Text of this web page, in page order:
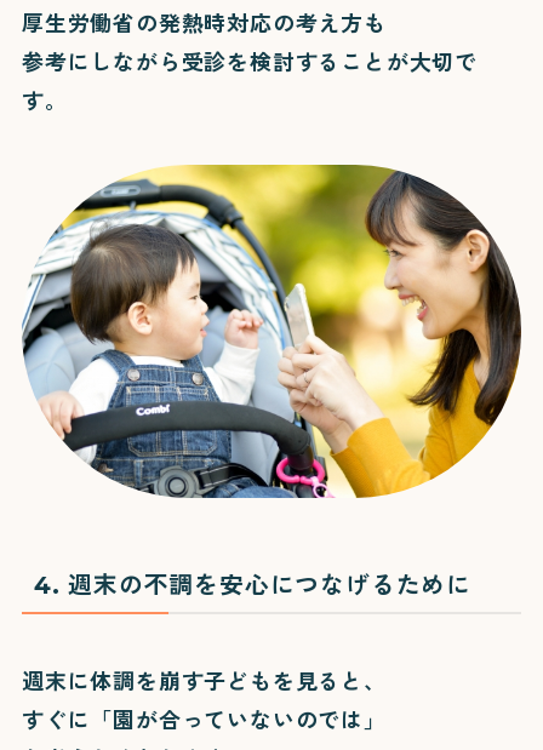
厚生労働省の発熱時対応の考え方も
参考にしながら受診を検討することが大切で
す。
4. 週末の不調を安心につなげるために
週末に体調を崩す子どもを見ると、
すぐに「園が合っていないのでは」